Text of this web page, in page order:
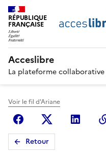
RÉPUBLIQUE
FRANÇAISE
Acceslibre
La plateforme collaborative
Voir le fil d'Ariane
FacebookX
Retour